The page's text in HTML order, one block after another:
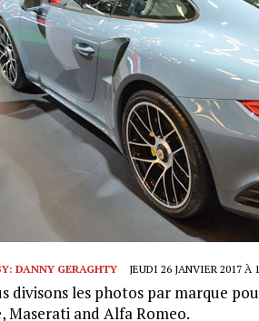
DANNY GERAGHTY JEUDI 26 JANVIER 2017 À
divisons les photos par marque
Maserati and Alfa Romeo.